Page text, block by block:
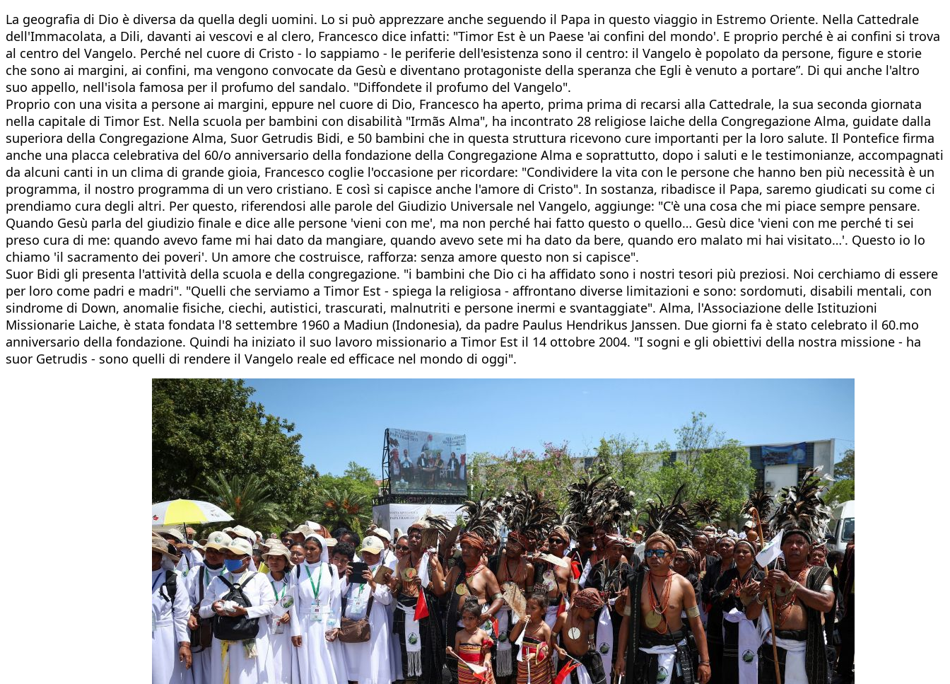
La geografia di Dio è diversa da quella degli uomini. Lo si può apprezzare anche seguendo il Papa in questo viaggio in Estremo Oriente. Nella Cattedrale
dell'Immacolata, a Dili, davanti ai vescovi e al clero, Francesco dice infatti: "Timor Est è un Paese 'ai confini del mondo'. E proprio perché è ai confini si trova
al centro del Vangelo. Perché nel cuore di Cristo - lo sappiamo - le periferie dell'esistenza sono il centro: il Vangelo è popolato da persone, figure e storie
che sono ai margini, ai confini, ma vengono convocate da Gesù e diventano protagoniste della speranza che Egli è venuto a portare”. Di qui anche l'altro
suo appello, nell'isola famosa per il profumo del sandalo. "Diffondete il profumo del Vangelo".
Proprio con una visita a persone ai margini, eppure nel cuore di Dio, Francesco ha aperto, prima prima di recarsi alla Cattedrale, la sua seconda giornata
nella capitale di Timor Est. Nella scuola per bambini con disabilità "Irmãs Alma", ha incontrato 28 religiose laiche della Congregazione Alma, guidate dalla
superiora della Congregazione Alma, Suor Getrudis Bidi, e 50 bambini che in questa struttura ricevono cure importanti per la loro salute. Il Pontefice firma
anche una placca celebrativa del 60/o anniversario della fondazione della Congregazione Alma e soprattutto, dopo i saluti e le testimonianze, accompagnati
da alcuni canti in un clima di grande gioia, Francesco coglie l'occasione per ricordare: "Condividere la vita con le persone che hanno ben più necessità è un
programma, il nostro programma di un vero cristiano. E così si capisce anche l'amore di Cristo". In sostanza, ribadisce il Papa, saremo giudicati su come ci
prendiamo cura degli altri. Per questo, riferendosi alle parole del Giudizio Universale nel Vangelo, aggiunge: "C'è una cosa che mi piace sempre pensare.
Quando Gesù parla del giudizio finale e dice alle persone 'vieni con me', ma non perché hai fatto questo o quello… Gesù dice 'vieni con me perché ti sei
preso cura di me: quando avevo fame mi hai dato da mangiare, quando avevo sete mi ha dato da bere, quando ero malato mi hai visitato…'. Questo io lo
chiamo 'il sacramento dei poveri'. Un amore che costruisce, rafforza: senza amore questo non si capisce".
Suor Bidi gli presenta l'attività della scuola e della congregazione. "i bambini che Dio ci ha affidato sono i nostri tesori più preziosi. Noi cerchiamo di essere
per loro come padri e madri". "Quelli che serviamo a Timor Est - spiega la religiosa - affrontano diverse limitazioni e sono: sordomuti, disabili mentali, con
sindrome di Down, anomalie fisiche, ciechi, autistici, trascurati, malnutriti e persone inermi e svantaggiate". Alma, l'Associazione delle Istituzioni
Missionarie Laiche, è stata fondata l'8 settembre 1960 a Madiun (Indonesia), da padre Paulus Hendrikus Janssen. Due giorni fa è stato celebrato il 60.mo
anniversario della fondazione. Quindi ha iniziato il suo lavoro missionario a Timor Est il 14 ottobre 2004. "I sogni e gli obiettivi della nostra missione - ha
suor Getrudis - sono quelli di rendere il Vangelo reale ed efficace nel mondo di oggi".